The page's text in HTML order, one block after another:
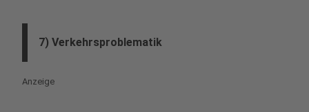
7) Verkehrsproblematik
Anzeige